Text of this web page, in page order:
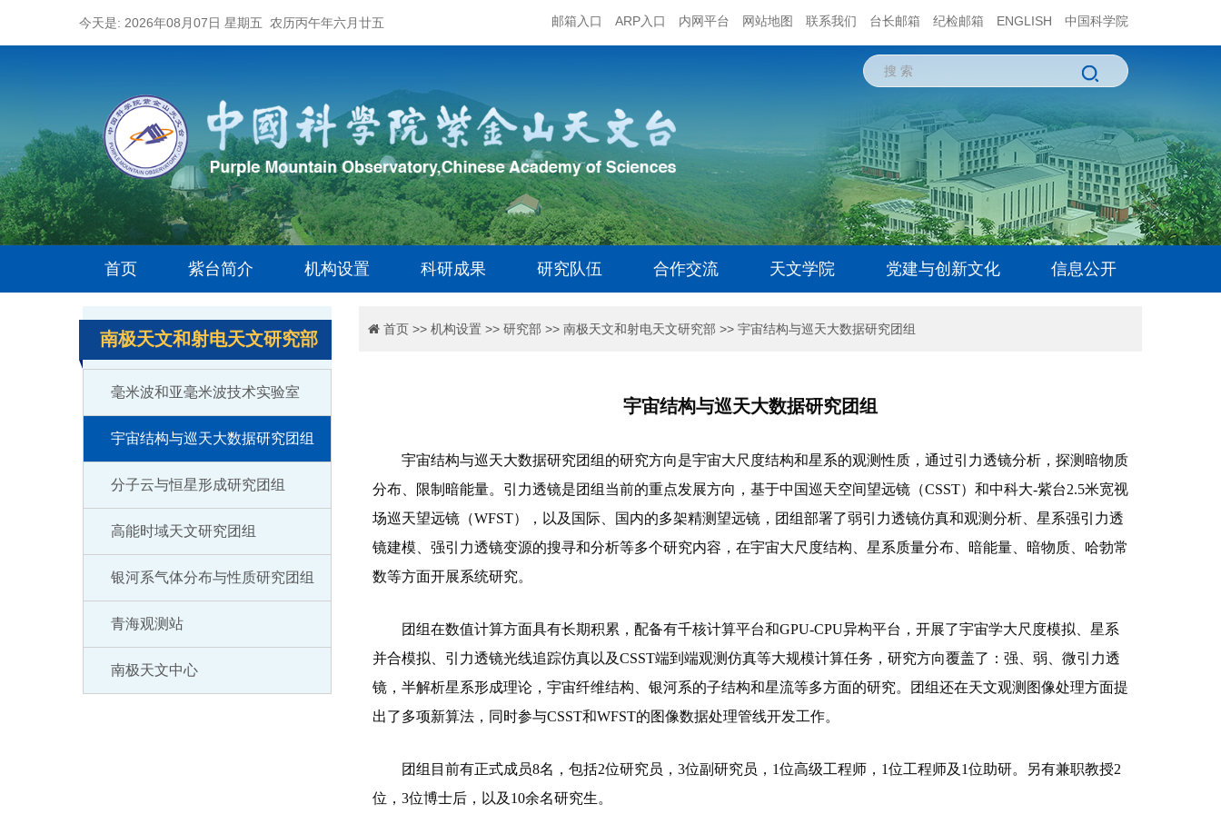
今天是: 2026年08月07日 星期五 农历丙午年六月廿五 邮箱入口 ARP入口 内网平台 网站地图 联系我们 台长邮箱 纪检邮箱 ENGLISH 中国科学院
首页 紫台简介 机构设置 科研成果 研究队伍 合作交流 天文学院 党建与创新文化 信息公开
南极天文和射电天文研究部
毫米波和亚毫米波技术实验室
宇宙结构与巡天大数据研究团组
分子云与恒星形成研究团组
高能时域天文研究团组
银河系气体分布与性质研究团组
青海观测站
南极天文中心
首页>> 机构设置 >> 研究部 >> 南极天文和射电天文研究部 >> 宇宙结构与巡天大数据研究团组
宇宙结构与巡天大数据研究团组
宇宙结构与巡天大数据研究团组的研究方向是宇宙大尺度结构和星系的观测性质，通过引力透镜分析，探测暗物质
分布、限制暗能量。引力透镜是团组当前的重点发展方向，基于中国巡天空间望远镜（CSST）和中科大-紫台2.5米宽视
场巡天望远镜（WFST），以及国际、国内的多架精测望远镜，团组部署了弱引力透镜仿真和观测分析、星系强引力透
镜建模、强引力透镜变源的搜寻和分析等多个研究内容，在宇宙大尺度结构、星系质量分布、暗能量、暗物质、哈勃常
数等方面开展系统研究。
团组在数值计算方面具有长期积累，配备有千核计算平台和GPU-CPU异构平台，开展了宇宙学大尺度模拟、星系
并合模拟、引力透镜光线追踪仿真以及CSST端到端观测仿真等大规模计算任务，研究方向覆盖了：强、弱、微引力透
镜，半解析星系形成理论，宇宙纤维结构、银河系的子结构和星流等多方面的研究。团组还在天文观测图像处理方面提
出了多项新算法，同时参与CSST和WFST的图像数据处理管线开发工作。
团组目前有正式成员8名，包括2位研究员，3位副研究员，1位高级工程师，1位工程师及1位助研。另有兼职教授2
位，3位博士后，以及10余名研究生。